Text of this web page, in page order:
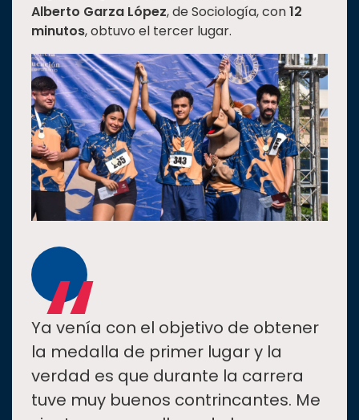
Alberto Garza López, de Sociología, con12
minutos, obtuvo el tercer lugar.
“
Ya venía con el objetivo de obtener
la medalla de primer lugar y la
verdad es que durante la carrera
tuve muy buenos contrincantes. Me